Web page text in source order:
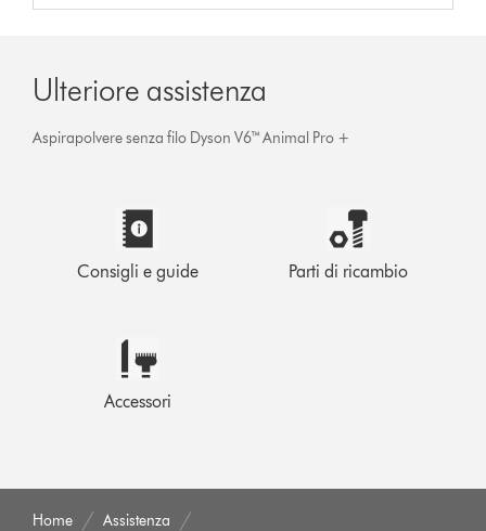
Ulteriore assistenza
Aspirapolvere senza filo Dyson V6™ Animal Pro +
Consigli e guide Parti di ricambio
Accessori
Home Assistenza